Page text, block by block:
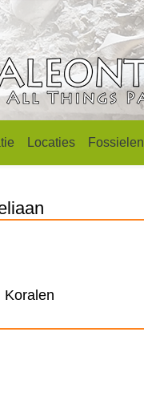
Locaties Fossielen
Koralen